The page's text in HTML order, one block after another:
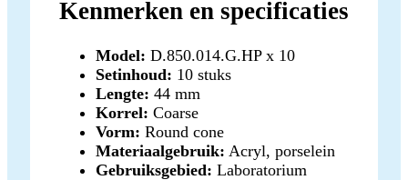
Kenmerken en specificaties
Model: D.850.014.G.HP x 10
Setinhoud: 10 stuks
Lengte: 44 mm
Korrel: Coarse
Vorm: Round cone
Materiaalgebruik: Acryl, porselein
Gebruiksgebied: Laboratorium